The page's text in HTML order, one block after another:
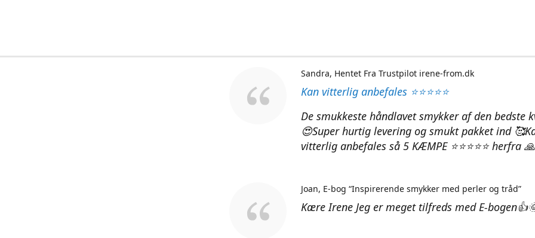
Kan vitterlig anbefales ⭐⭐⭐⭐⭐
De smukkeste håndlavet smykker af den bedste
😍Super hurtig levering og smukt pakket ind
vitterlig anbefales så 5 KÆMPE ⭐⭐⭐⭐⭐ herfra 🙏
Sandra Hentet Fra Trustpilot irene-from.dk
Kære Irene Jeg er meget tilfreds med E-
Joan E-bog “Inspirerende smykker med perler og tråd”